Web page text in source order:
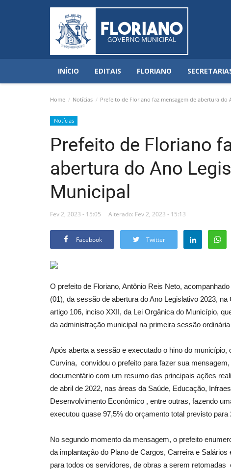
INÍCIO EDITAIS FLORIANO
Home Notícias Prefeito de Floriano faz mensagem de abertura do
Notícias
Prefeito de Floriano
abertura do Ano
Municipal
Fev 2, 2023 - 15:05 Alterado: Fev 2, 2023 - 15:13
Facebook Twitter
O prefeito de Floriano, Antônio Reis Neto,
(01), da sessão de abertura do Ano Legislativo 2023,
artigo 106, inciso XXII, da Lei Orgânica do Município,
da administração municipal na primeira sessão ordinária
Após aberta a sessão e executado o hino do
Curvina, convidou o prefeito para fazer sua
documentário com um resumo das principais ações
de abril de 2022, nas áreas da Saúde, Educação,
Desenvolvimento Econômico , entre outras, fazendo
executou quase 97,5% do orçamento total previsto para
No segundo momento da mensagem, o prefeito
da implantação do Plano de Cargos, Carreira e
para todos os servidores, de obras a serem